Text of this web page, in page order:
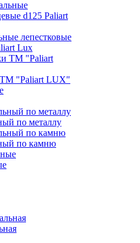
лепестковые
Lux
"Paliart LUX"
по металлу
по камню